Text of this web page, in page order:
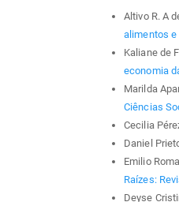
Altivo R. A
alimentos e
Kaliane de
economia
Marilda
Ciências
Cecilia
Daniel
Emilio
Raízes:
Deyse